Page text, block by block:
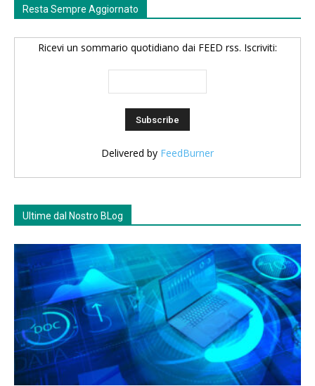
Resta Sempre Aggiornato
Ricevi un sommario quotidiano dai FEED rss. Iscriviti:
Delivered by FeedBurner
Ultime dal Nostro BLog